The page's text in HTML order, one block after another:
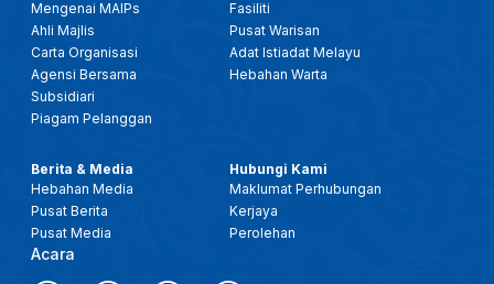
Mengenai MAIPs
Ahli Majlis
Carta Organisasi
Agensi Bersama
Subsidiari
Piagam Pelanggan
Fasiliti
Pusat Warisan
Adat Istiadat Melayu
Hebahan Warta
Berita & Media
Hebahan Media
Pusat Berita
Pusat Media
Acara
Hubungi Kami
Maklumat Perhubungan
Kerjaya
Perolehan